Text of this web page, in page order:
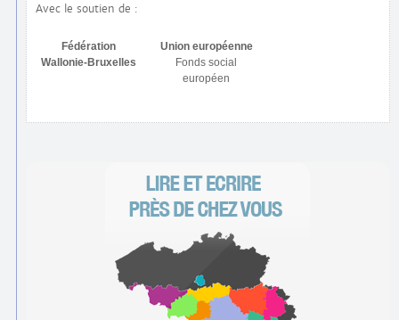
Avec le soutien de :
Fédération
Wallonie-Bruxelles
Union européenne
Fonds social
européen